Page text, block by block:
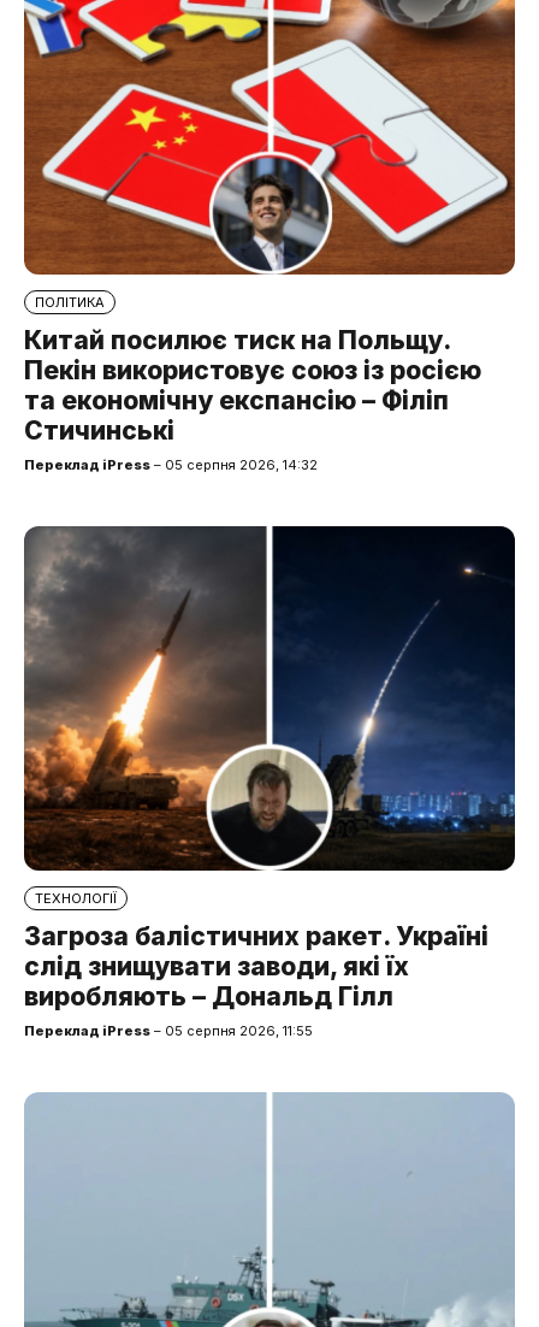
ПОЛІТИКА
Китай посилює тиск на Польщу.
Пекін використовує союз із росією
та економічну експансію – Філіп
Стичинські
Переклад iPress – 05 серпня 2026, 14:32
ТЕХНОЛОГІЇ
Загроза балістичних ракет. Україні
слід знищувати заводи, які їх
виробляють – Дональд Гілл
Переклад iPress – 05 серпня 2026, 11:55